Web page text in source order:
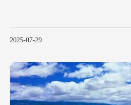
2025-07-29